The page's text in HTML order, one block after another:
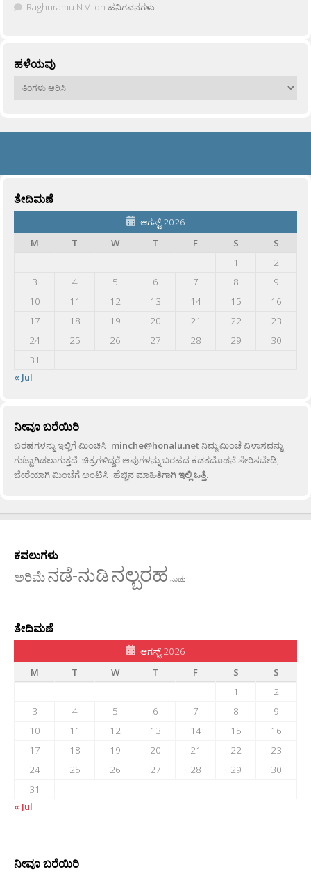
Raghuramu N.V. on ಹನಿಗವನಗಳು
ಹಳೆಯವು
ಹಳೆಯವು
ತೇದಿಮಣೆ
ಆಗಸ್ಟ್ 2026
M
T W T F S
S
1
2
3
4 5 6 7 8
9
10
11 12 13 14 15
16
17
18 19 20 21 22
23
24
25 26 27 28 29
30
31
« Jul
ನೀವೂ ಬರೆಯಿರಿ
ಬರಹಗಳನ್ನು ಇಲ್ಲಿಗೆ ಮಿಂಚಿಸಿ: minche@honalu.netನಿಮ್ಮ ಮಿಂಚೆ ವಿಳಾಸವನ್ನು
ಗುಟ್ಟಾಗಿಡಲಾಗುತ್ತದೆ. ಚಿತ್ರಗಳಿದ್ದರೆ ಅವುಗಳನ್ನು ಬರಹದ ಕಡತದೊಡನೆ ಸೇರಿಸಬೇಡಿ,
ಬೇರೆಯಾಗಿ ಮಿಂಚೆಗೆ ಅಂಟಿಸಿ. ಹೆಚ್ಚಿನ ಮಾಹಿತಿಗಾಗಿಇಲ್ಲಿ ಒತ್ತಿ.
ಕವಲುಗಳು
ಅರಿಮೆನಡೆ-ನುಡಿನಲ್ಬರಹ ನಾಡು
ತೇದಿಮಣೆ
ಆಗಸ್ಟ್ 2026
M
T W T F S
S
1
2
3
4 5 6 7 8
9
10
11 12 13 14 15
16
17
18 19 20 21 22
23
24
25 26 27 28 29
30
31
« Jul
ನೀವೂ ಬರೆಯಿರಿ